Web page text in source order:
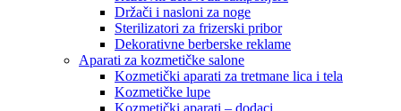
Držači i nasloni za noge
Sterilizatori za frizerski pribor
Dekorativne berberske reklame
Aparati za kozmetičke salone
Kozmetički aparati za tretmane lica i tela
Kozmetičke lupe